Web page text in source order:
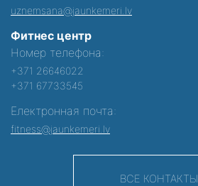
uznemsana@jaunkemeri.lv
Фитнес центр
Номер телефона:
+371 26646022
+371 67733545
Електронная почта:
fitness@jaunkemeri.lv
ВСЕ КОНТАКТЫ